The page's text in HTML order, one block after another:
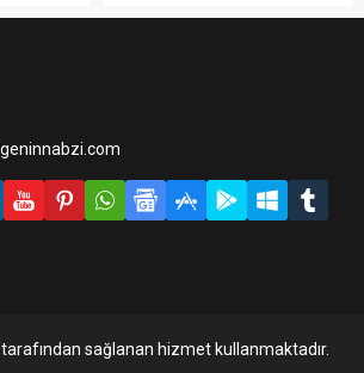
büyük
durduruldu.
tarafından sağlanan hizmet kullanmaktadır.